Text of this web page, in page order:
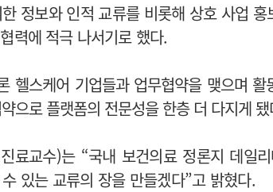
정보와 인적 교류를 비롯해 상호 사업 홍
력에 적극 나서기로 했다.
헬스케어 기업들과 업무협약을 맺으며 활
으로 플랫폼의 전문성을 한층 더 다지게 됐
료교수)는 “국내 보건의료 정론지 데일
있는 교류의 장을 만들겠다”고 밝혔다.